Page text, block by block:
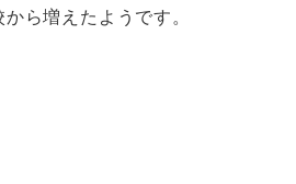
ら増えたようです。